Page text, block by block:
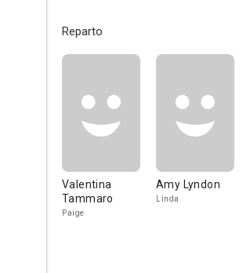
Reparto
Valentina
Tammaro
Paige
Amy Lyndon
Linda